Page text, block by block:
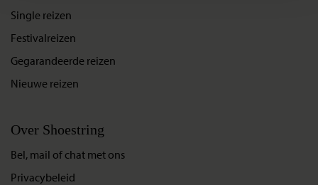
Single reizen
Festivalreizen
Gegarandeerde reizen
Nieuwe reizen
Over Shoestring
Bel, mail of chat met ons
Privacybeleid